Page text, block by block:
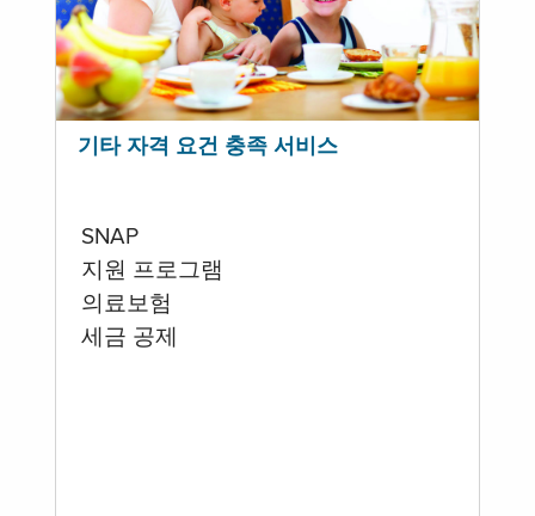
기타 자격 요건 충족 서비스
SNAP
지원 프로그램
의료보험
세금 공제